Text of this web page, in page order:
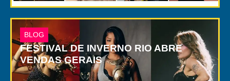
BLOG
FESTIVAL DE INVERNO RIO ABRE
VENDAS GERAIS